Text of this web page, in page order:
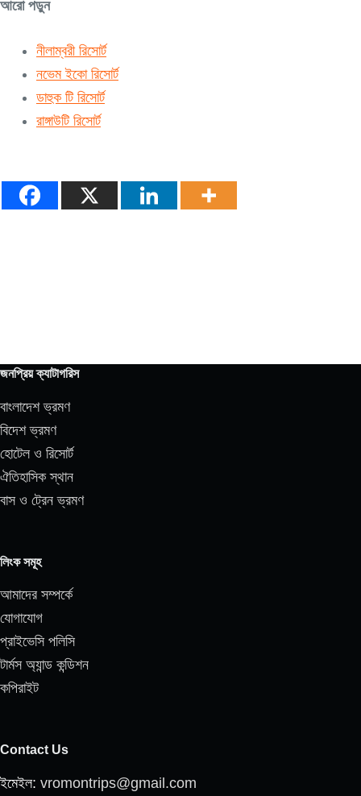
আরো পড়ুন
নীলাম্বরী রিসোর্ট
নভেম ইকো রিসোর্ট
ডাহুক টি রিসোর্ট
রাঙ্গাউটি রিসোর্ট
জনপ্রিয় ক্যাটাগরিস
বাংলাদেশ ভ্রমণ
বিদেশ ভ্রমণ
হোটেল ও রিসোর্ট
ঐতিহাসিক স্থান
বাস ও ট্রেন ভ্রমণ
লিংক সমূহ
আমাদের সম্পর্কে
যোগাযোগ
প্রাইভেসি পলিসি
টার্মস অ্যান্ড কন্ডিশন
কপিরাইট
Contact Us
ইমেইল: vromontrips@gmail.com